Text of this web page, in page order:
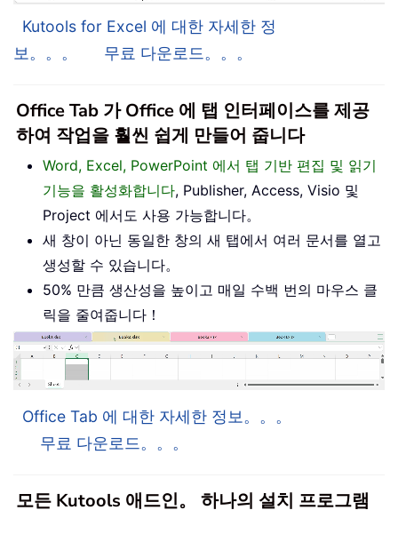
Kutools for Excel 에 대한 자세한 정
보。。。
무료 다운로드。。。
Office Tab 가 Office 에 탭 인터페이스를 제공
하여 작업을 훨씬 쉽게 만들어 줍니다
Word, Excel, PowerPoint 에서 탭 기반 편집 및 읽기
기능을 활성화합니다, Publisher, Access, Visio 및
Project 에서도 사용 가능합니다。
새 창이 아닌 동일한 창의 새 탭에서 여러 문서를 열고
생성할 수 있습니다。
50% 만큼 생산성을 높이고 매일 수백 번의 마우스 클
릭을 줄여줍니다！
Office Tab 에 대한 자세한 정보。。。
무료 다운로드。。。
모든 Kutools 애드인。 하나의 설치 프로그램